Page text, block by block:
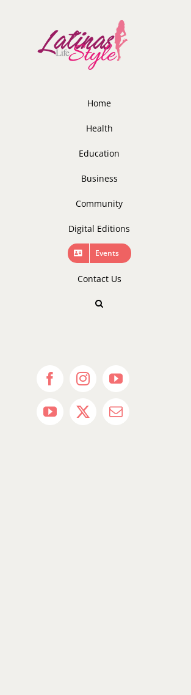
Home
Health
Education
Business
Community
Digital Editions
Events
Contact Us
FacebookInstagramYouTube
YouTube
X Email